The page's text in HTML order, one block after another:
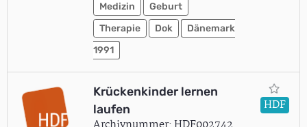
Medizin
Geburt
Therapie
Dok
Dänemark
1991
Krückenkinder lernen
laufen
HDF